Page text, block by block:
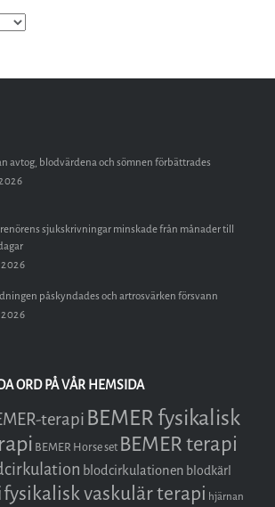
avtog, blodvärdena och sömnen förbättrades
sjukskrivningar minskade från månader till
påskyndades och artrosvärken försvann
ORD PÅ VÅR HEMSIDA
terapi BEMER fysikalisk
BEMER Horse set BEMER terapi
blodcirkulationen blodkärl
fysikalisk vaskulär terapi hjärnan